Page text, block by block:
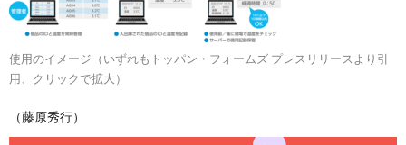
使用のイメージ（いずれもトッパン・フォームズ プレスリリースより引
用、クリックで拡大）
（藤原秀行）